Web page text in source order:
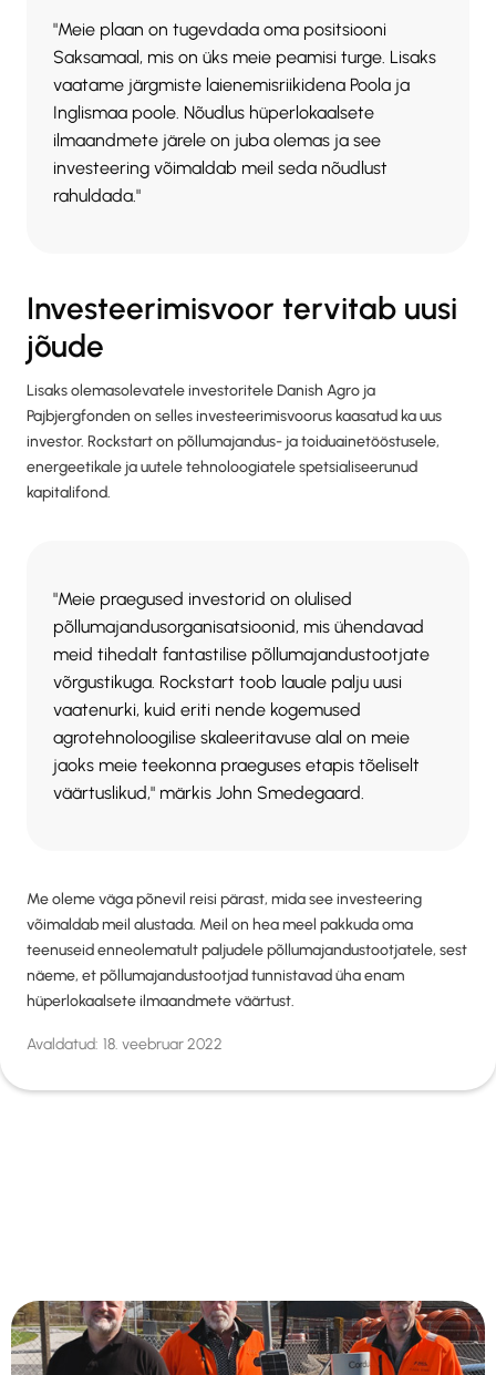
"Meie plaan on tugevdada oma positsiooni
Saksamaal, mis on üks meie peamisi turge. Lisaks
vaatame järgmiste laienemisriikidena Poola ja
Inglismaa poole. Nõudlus hüperlokaalsete
ilmaandmete järele on juba olemas ja see
investeering võimaldab meil seda nõudlust
rahuldada."
Investeerimisvoor tervitab uusi
jõude
Lisaks olemasolevatele investoritele Danish Agro ja
Pajbjergfonden on selles investeerimisvoorus kaasatud ka uus
investor. Rockstart on põllumajandus- ja toiduainetööstusele,
energeetikale ja uutele tehnoloogiatele spetsialiseerunud
kapitalifond.
"Meie praegused investorid on olulised
põllumajandusorganisatsioonid, mis ühendavad
meid tihedalt fantastilise põllumajandustootjate
võrgustikuga. Rockstart toob lauale palju uusi
vaatenurki, kuid eriti nende kogemused
agrotehnoloogilise skaleeritavuse alal on meie
jaoks meie teekonna praeguses etapis tõeliselt
väärtuslikud," märkis John Smedegaard.
Me oleme väga põnevil reisi pärast, mida see investeering
võimaldab meil alustada. Meil on hea meel pakkuda oma
teenuseid enneolematult paljudele põllumajandustootjatele, sest
näeme, et põllumajandustootjad tunnistavad üha enam
hüperlokaalsete ilmaandmete väärtust.
Avaldatud: 18. veebruar 2022